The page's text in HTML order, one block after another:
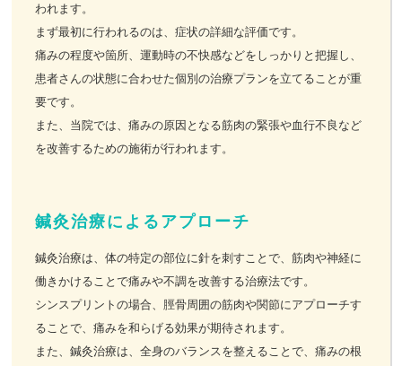
われます。
まず最初に行われるのは、症状の詳細な評価です。
痛みの程度や箇所、運動時の不快感などをしっかりと把握し、
患者さんの状態に合わせた個別の治療プランを立てることが重
要です。
また、当院では、痛みの原因となる筋肉の緊張や血行不良など
を改善するための施術が行われます。
鍼灸治療によるアプローチ
鍼灸治療は、体の特定の部位に針を刺すことで、筋肉や神経に
働きかけることで痛みや不調を改善する治療法です。
シンスプリントの場合、脛骨周囲の筋肉や関節にアプローチす
ることで、痛みを和らげる効果が期待されます。
また、鍼灸治療は、全身のバランスを整えることで、痛みの根